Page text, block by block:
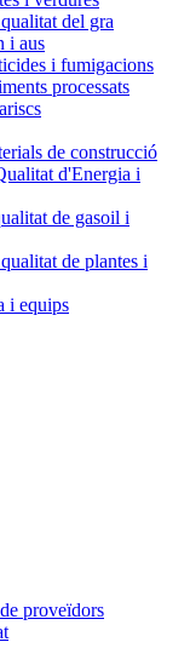
del gra
i aus
i fumigacions
processats
de construcció
d'Energia i
de gasoil i
de plantes i
i equips
proveïdors